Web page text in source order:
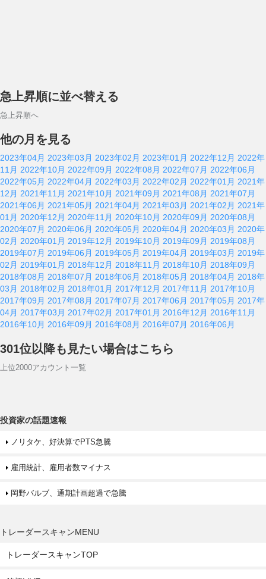
急上昇順に並べ替える
急上昇順へ
他の月を見る
2023年04月 2023年03月 2023年02月 2023年01月 2022年12月 2022年
11月 2022年10月 2022年09月 2022年08月 2022年07月 2022年06月
2022年05月 2022年04月 2022年03月 2022年02月 2022年01月 2021年
12月 2021年11月 2021年10月 2021年09月 2021年08月 2021年07月
2021年06月 2021年05月 2021年04月 2021年03月 2021年02月 2021年
01月 2020年12月 2020年11月 2020年10月 2020年09月 2020年08月
2020年07月 2020年06月 2020年05月 2020年04月 2020年03月 2020年
02月 2020年01月 2019年12月 2019年10月 2019年09月 2019年08月
2019年07月 2019年06月 2019年05月 2019年04月 2019年03月 2019年
02月 2019年01月 2018年12月 2018年11月 2018年10月 2018年09月
2018年08月 2018年07月 2018年06月 2018年05月 2018年04月 2018年
03月 2018年02月 2018年01月 2017年12月 2017年11月 2017年10月
2017年09月 2017年08月 2017年07月 2017年06月 2017年05月 2017年
04月 2017年03月 2017年02月 2017年01月 2016年12月 2016年11月
2016年10月 2016年09月 2016年08月 2016年07月 2016年06月
301位以降も見たい場合はこちら
上位2000アカウント一覧
投資家の話題速報
ノリタケ、好決算でPTS急騰
雇用統計、雇用者数マイナス
岡野バルブ、通期計画超過で急騰
トレーダースキャンMENU
トレーダースキャンTOP